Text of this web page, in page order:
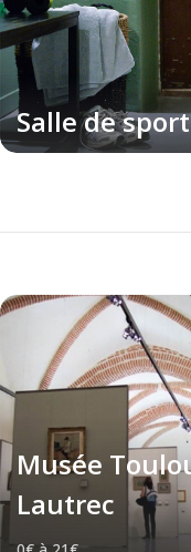
Salle de sport
Musée
Lautrec